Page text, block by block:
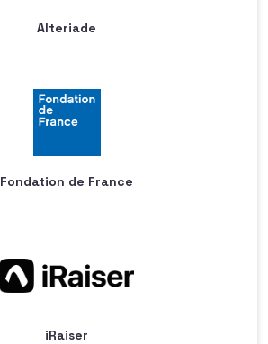
Alteriade
Fondation de France
iRaiser